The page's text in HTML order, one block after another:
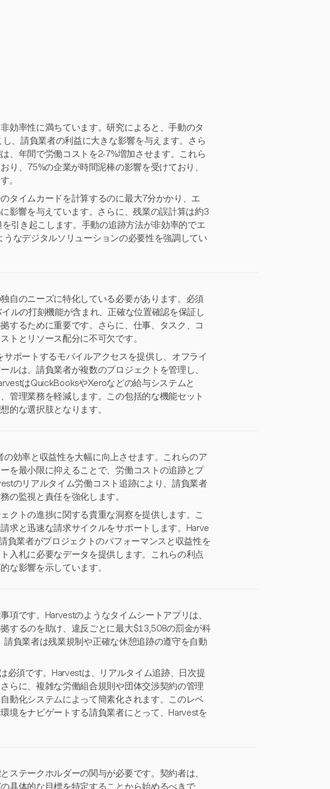
効率性に満ちています。研究によると、手動のタ
、請負業者の利益に大きな影響を与えます。さら
、年間で労働コストを2-7%増加させます。これら
り、75%の企業が時間泥棒の影響を受けており、
。
タイムカードを計算するのに最大7分かかり、エ
影響を与えています。さらに、残業の誤計算は約3
引き起こします。手動の追跡方法が非効率的でエ
なデジタルソリューションの必要性を強調してい
自のニーズに特化している必要があります。必須
ルの打刻機能が含まれ、正確な位置確認を保証し
するために重要です。さらに、仕事、タスク、コ
トとリソース配分に不可欠です。
ポートするモバイルアクセスを提供し、オフライ
ルは、請負業者が複数のプロジェクトを管理し、
はQuickBooksやXeroなどの給与システムと
管理業務を軽減します。この包括的な機能セット
的な選択肢となります。
効率と収益性を大幅に向上させます。これらのア
を最小限に抑えることで、労働コストの追跡とプ
のリアルタイム労働コスト追跡により、請負業者
の監視と責任を強化します。
クトの進捗に関する貴重な洞察を提供します。こ
求と迅速な請求サイクルをサポートします。Harve
負業者がプロジェクトのパフォーマンスと収益性を
入札に必要なデータを提供します。これらの利点
な影響を示しています。
項です。Harvestのようなタイムシートアプリは、
するのを助け、違反ごとに最大$13,508の罰金が科
負業者は残業規制や正確な休憩追跡の遵守を自動
必須です。Harvestは、リアルタイム追跡、日次提
らに、複雑な労働組合規則や団体交渉契約の管理
動化システムによって簡素化されます。このレベ
境をナビゲートする請負業者にとって、Harvestを
ステークホルダーの関与が必要です。契約者は、